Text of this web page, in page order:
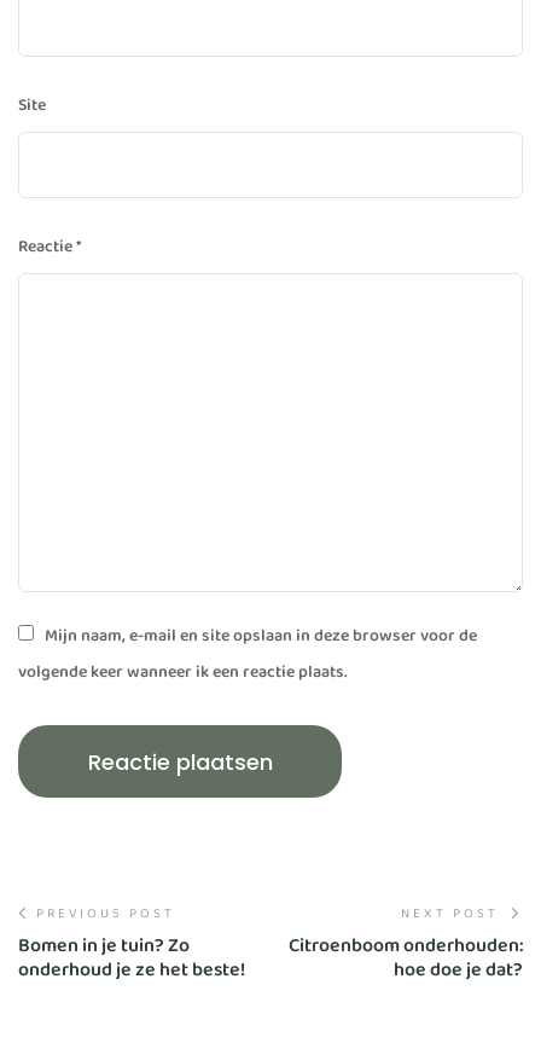
Reactie*
Site
Mijn naam, e-mail en site opslaan in deze browser voor de
volgende keer wanneer ik een reactie plaats.
PREVIOUS POST
Bomen in je tuin? Zo
onderhoud je ze het beste!
NEXT POST
Citroenboom onderhouden:
hoe doe je dat?